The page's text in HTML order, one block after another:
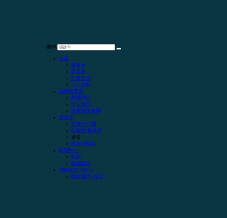
搜尋
企業
董事會
委員會
企業管治
公司資料
我們的業務
集團簡介
十三酒店
保華建業集團
投資者
交易所公佈
年報/財務資料
通告
投資者聯絡
新聞中心
新聞
媒體聯絡
聯絡我們 (預訂)
聯絡我們 (預訂)